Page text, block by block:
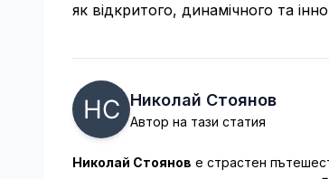
як відкритого, динамічного та
Николай Стоянов
Автор на тази статия
Николай Стоянов е страстен